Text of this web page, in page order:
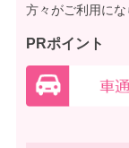
方々がご利用にな
PRポイント